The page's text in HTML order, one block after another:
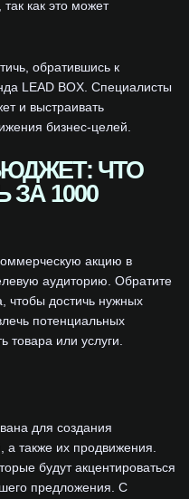
как это может
обратившись к
LEAD BOX. Специалисты
и выстраивать
бизнес-целей.
ЧТО
1000
акцию в
аудиторию. Обратите
чтобы достичь нужных
потенциальных
товара или услуги.
для создания
а также их продвижения.
будут акцентироваться
предложения. С